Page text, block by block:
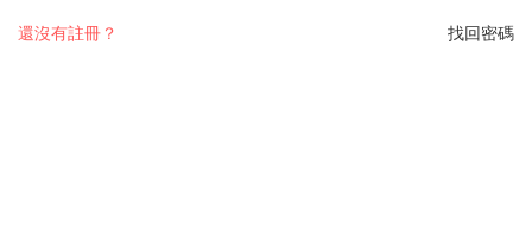
找回密碼
還沒有註冊？